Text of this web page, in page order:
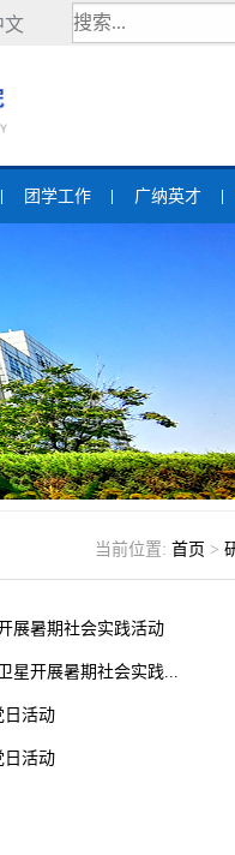
文
团学工作 广纳英才
当前位置: 首页 >
展暑期社会实践活动
星开展暑期社会实践...
日活动
日活动